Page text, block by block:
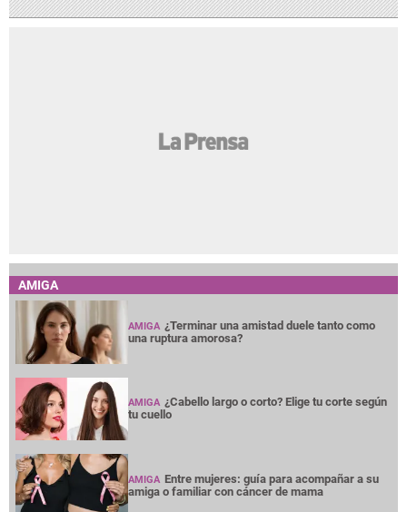
AMIGA
AMIGA ¿Terminar una amistad duele tanto como
una ruptura amorosa?
AMIGA ¿Cabello largo o corto? Elige tu corte según
tu cuello
AMIGA Entre mujeres: guía para acompañar a su
amiga o familiar con cáncer de mama